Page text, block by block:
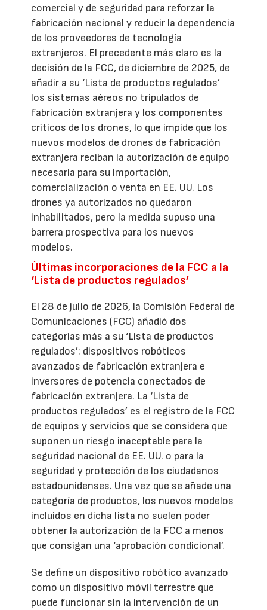
comercial y de seguridad para reforzar la
fabricación nacional y reducir la dependencia
de los proveedores de tecnología
extranjeros. El precedente más claro es la
decisión de la FCC, de diciembre de 2025, de
añadir a su ‘Lista de productos regulados’
los sistemas aéreos no tripulados de
fabricación extranjera y los componentes
críticos de los drones, lo que impide que los
nuevos modelos de drones de fabricación
extranjera reciban la autorización de equipo
necesaria para su importación,
comercialización o venta en EE. UU. Los
drones ya autorizados no quedaron
inhabilitados, pero la medida supuso una
barrera prospectiva para los nuevos
modelos.
Últimas incorporaciones de la FCC a la
‘Lista de productos regulados’
El 28 de julio de 2026, la Comisión Federal de
Comunicaciones (FCC) añadió dos
categorías más a su ‘Lista de productos
regulados’: dispositivos robóticos
avanzados de fabricación extranjera e
inversores de potencia conectados de
fabricación extranjera. La ‘Lista de
productos regulados’ es el registro de la FCC
de equipos y servicios que se considera que
suponen un riesgo inaceptable para la
seguridad nacional de EE. UU. o para la
seguridad y protección de los ciudadanos
estadounidenses. Una vez que se añade una
categoría de productos, los nuevos modelos
incluidos en dicha lista no suelen poder
obtener la autorización de la FCC a menos
que consigan una ‘aprobación condicional’.
Se define un dispositivo robótico avanzado
como un dispositivo móvil terrestre que
puede funcionar sin la intervención de un